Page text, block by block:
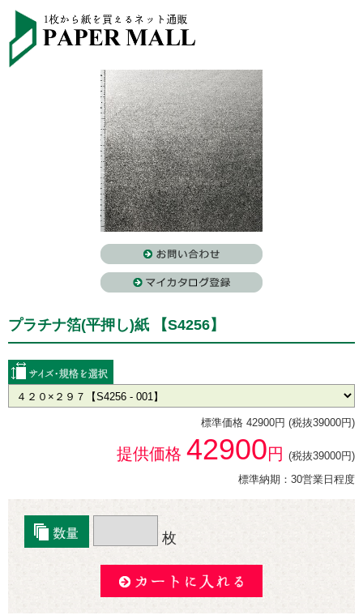
プラチナ箔(平押し)紙 【S4256】
標準価格 42900円 (税抜39000円)
提供価格 42900円 (税抜39000円)
標準納期：30営業日程度
枚